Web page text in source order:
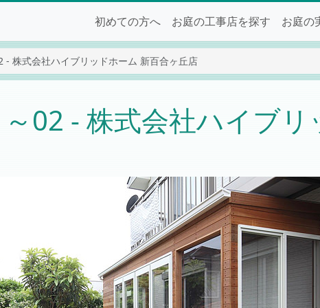
初めての方へ お庭の工事店を探す お庭の
- 株式会社ハイブリッドホーム 新百合ヶ丘店
02 - 株式会社ハイブ